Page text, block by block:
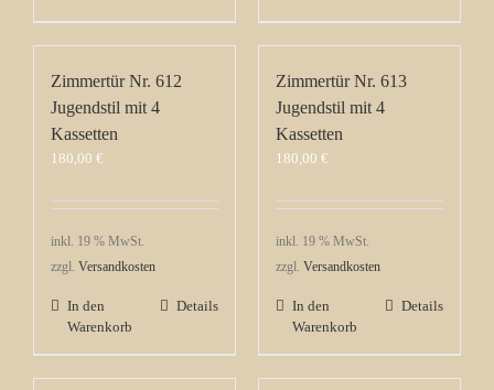
Zimmertür Nr. 612
Jugendstil mit 4
Kassetten
180,00 €
inkl. 19 % MwSt.
zzgl. Versandkosten
In den
Warenkorb
Details
Zimmertür Nr. 613
Jugendstil mit 4
Kassetten
180,00 €
inkl. 19 % MwSt.
zzgl. Versandkosten
In den
Warenkorb
Details